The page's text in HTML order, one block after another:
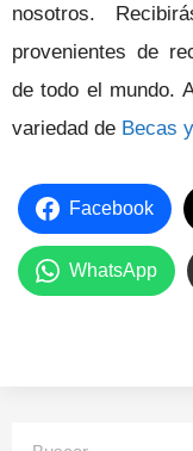
nosotros.
provenientes de
de todo el mundo.
variedad de Becas
Facebook
WhatsApp